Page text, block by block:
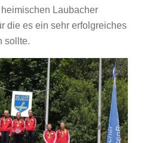
Laubacher
die es ein sehr erfolgreiches
sollte.